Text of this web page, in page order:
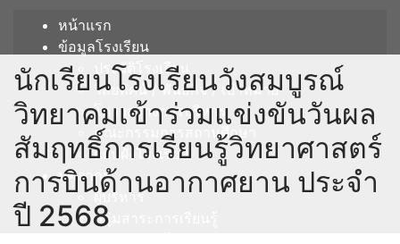
หน้าแรก
ข้อมูลโรงเรียน
ประวัติโรงเรียน
วิสัยทัศน์ / พันธกิจ / เป้าหมาย
โครงสร้างการบริหาร
คณะกรรมการสถานศึกษา
แผนผังโรงเรียน
บุคลากร
ผู้บริหาร
กลุ่มสาระการเรียนรู้
นักเรียนโรงเรียนวังสมบูรณ์
วิทยาคมเข้าร่วมแข่งขันวันผล
สัมฤทธิ์การเรียนรู้วิทยาศาสตร์
การบินด้านอากาศยาน ประจำ
ปี 2568